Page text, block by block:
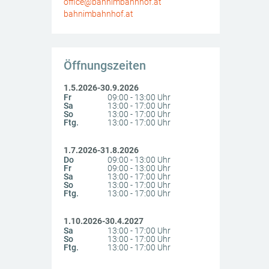
Mariazellerbahn
bahnimbahnhof.at
Öffnungszeiten
1.5.2026-30.9.2026
Fr
09:00 - 13:00 Uhr
Sa
13:00 - 17:00 Uhr
So
13:00 - 17:00 Uhr
Ftg.
13:00 - 17:00 Uhr
1.7.2026-31.8.2026
Do
09:00 - 13:00 Uhr
Fr
09:00 - 13:00 Uhr
Sa
13:00 - 17:00 Uhr
So
13:00 - 17:00 Uhr
Ftg.
13:00 - 17:00 Uhr
1.10.2026-30.4.2027
Sa
13:00 - 17:00 Uhr
So
13:00 - 17:00 Uhr
Ftg.
13:00 - 17:00 Uhr